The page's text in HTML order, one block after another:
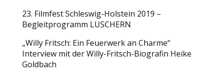
23. Filmfest Schleswig-Holstein 2019 –
Begleitprogramm LUSCHERN
„Willy Fritsch: Ein Feuerwerk an Charme“
Interview mit der Willy-Fritsch-Biografin Heike
Goldbach